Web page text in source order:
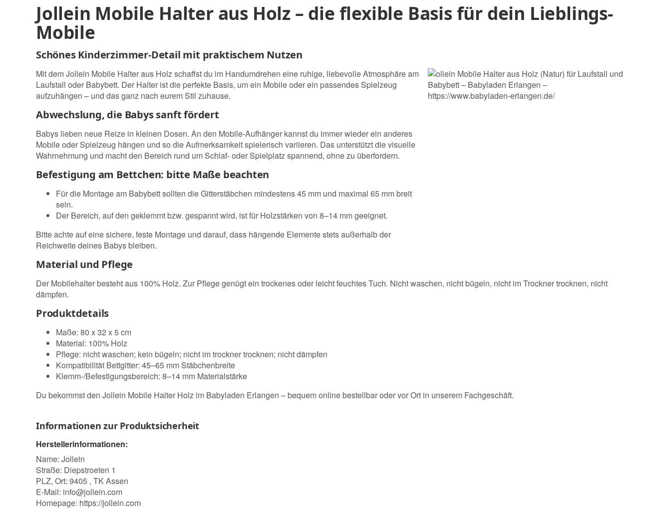
Jollein Mobile Halter aus Holz – die flexible Basis für dein Lieblings-
Mobile
Schönes Kinderzimmer-Detail mit praktischem Nutzen
Mit dem Jollein Mobile Halter aus Holz schaffst du im Handumdrehen eine ruhige, liebevolle Atmosphäre am
Laufstall oder Babybett. Der Halter ist die perfekte Basis, um ein Mobile oder ein passendes Spielzeug
aufzuhängen – und das ganz nach eurem Stil zuhause.
Abwechslung, die Babys sanft fördert
Babys lieben neue Reize in kleinen Dosen. An den Mobile-Aufhänger kannst du immer wieder ein anderes
Mobile oder Spielzeug hängen und so die Aufmerksamkeit spielerisch variieren. Das unterstützt die visuelle
Wahrnehmung und macht den Bereich rund um Schlaf- oder Spielplatz spannend, ohne zu überfordern.
Befestigung am Bettchen: bitte Maße beachten
Für die Montage am Babybett sollten die Gitterstäbchen mindestens 45 mm und maximal 65 mm breit
sein.
Der Bereich, auf den geklemmt bzw. gespannt wird, ist für Holzstärken von 8–14 mm geeignet.
Bitte achte auf eine sichere, feste Montage und darauf, dass hängende Elemente stets außerhalb der
Reichweite deines Babys bleiben.
Material und Pflege
Der Mobilehalter besteht aus 100% Holz. Zur Pflege genügt ein trockenes oder leicht feuchtes Tuch. Nicht waschen, nicht bügeln, nicht im Trockner trocknen, nicht
dämpfen.
Produktdetails
Maße: 80 x 32 x 5 cm
Material: 100% Holz
Pflege: nicht waschen; kein bügeln; nicht im trockner trocknen; nicht dämpfen
Kompatibilität Bettgitter: 45–65 mm Stäbchenbreite
Klemm-/Befestigungsbereich: 8–14 mm Materialstärke
Du bekommst den Jollein Mobile Halter Holz im Babyladen Erlangen – bequem online bestellbar oder vor Ort in unserem Fachgeschäft.
Informationen zur Produktsicherheit
Herstellerinformationen:
Name: Jollein
Straße: Diepstroeten 1
PLZ, Ort: 9405 , TK Assen
E-Mail: info@jollein.com
Homepage: https://jollein.com